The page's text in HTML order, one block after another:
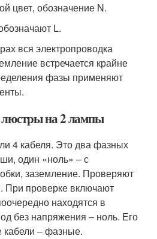
цвет, обозначение N.
L.
вся электропроводка
встречается крайне
фазы применяют
на 2 лампы
4 кабеля. Это два фазных
один «ноль» – с
заземление. Проверяют
При проверке включают
находятся в
без напряжения – ноль. Его
кабели – фазные.